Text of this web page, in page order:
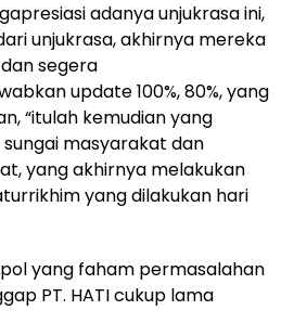
adanya unjukrasa ini,
unjukrasa, akhirnya mereka
segera
update 100%, 80%, yang
“itulah kemudian yang
masyarakat dan
yang akhirnya melakukan
yang dilakukan hari
yang faham permasalahan
PT. HATI cukup lama